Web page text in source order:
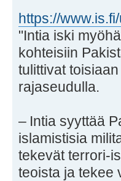
https://
"Intia iski
kohteisiin
tulittivat
rajaseudulla.
– Intia syyttää
islamistisia
tekevät terrori-
teoista ja tekee